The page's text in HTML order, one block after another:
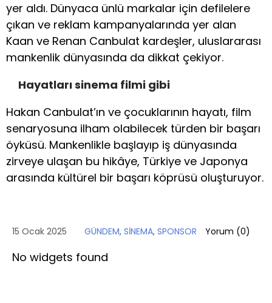
yer aldı. Dünyaca ünlü markalar için defilelere
çıkan ve reklam kampanyalarında yer alan
Kaan ve Renan Canbulat kardeşler, uluslararası
mankenlik dünyasında da dikkat çekiyor.
Hayatları sinema filmi gibi
Hakan Canbulat’ın ve çocuklarının hayatı, film
senaryosuna ilham olabilecek türden bir başarı
öyküsü. Mankenlikle başlayıp iş dünyasında
zirveye ulaşan bu hikâye, Türkiye ve Japonya
arasında kültürel bir başarı köprüsü oluşturuyor.
15 Ocak 2025 GÜNDEM, SİNEMA, SPONSOR Yorum (0)
No widgets found